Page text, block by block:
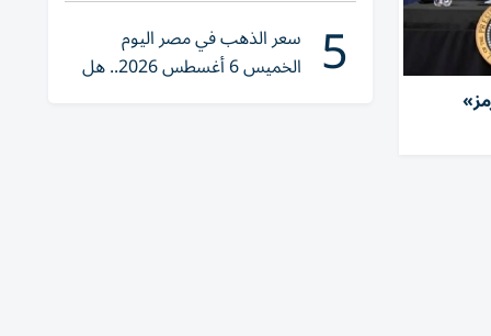
5 سعر الذهب في مصر اليوم
الخميس 6 أغسطس 2026.. هل